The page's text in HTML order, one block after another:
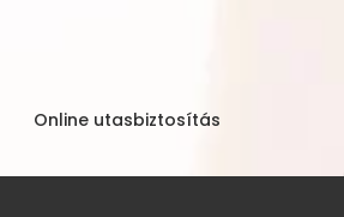
Online utasbiztosítás